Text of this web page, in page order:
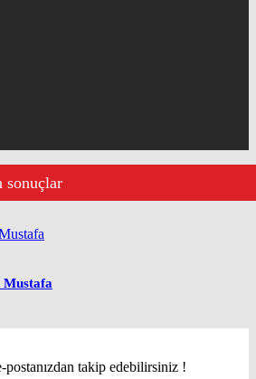
sonuçlar
Mustafa
takip edebilirsiniz !